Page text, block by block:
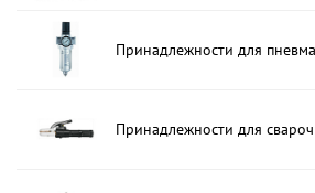
Принадлежности для
Принадлежности для